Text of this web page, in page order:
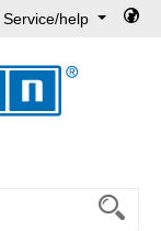
Service/help